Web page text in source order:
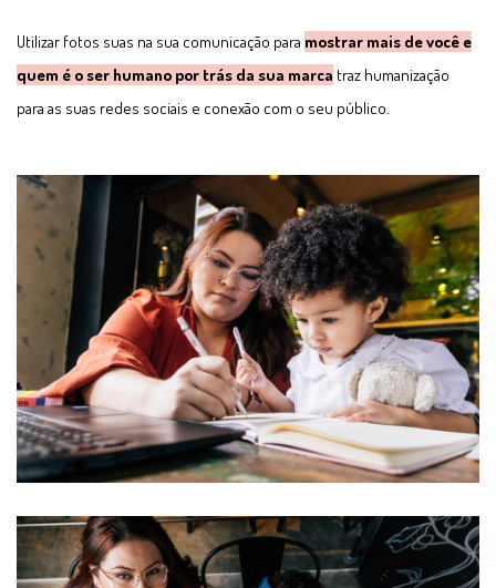
Utilizar fotos suas na sua comunicação para mostrar mais de você e
quem é o ser humano por trás da sua marca traz humanização
para as suas redes sociais e conexão com o seu público.